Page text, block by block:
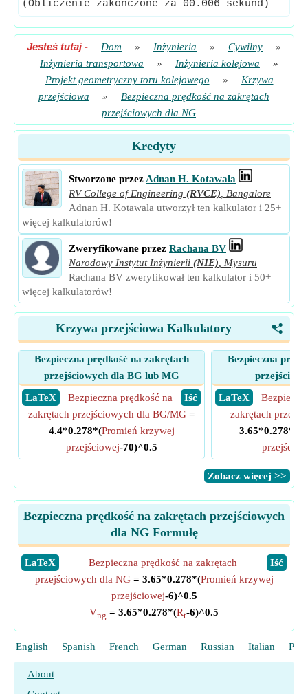
(Obliczenie zakończone za 00.006 sekund)
Jesteś tutaj- Dom » Inżynieria » Cywilny
»
Inżynieria transportowa
» Inżynieria kolejowa
»
Projekt geometryczny toru kolejowego
»
Krzywa
przejściowa
»
Bezpieczna prędkość na zakrętach
przejściowych dla NG
Kredyty
Stworzone przez Adnan H. Kotawala
RV College of Engineering (RVCE)
Bangalore
Adnan H. Kotawala utworzył ten kalkulator i 25+
więcej kalkulatorów!
Zweryfikowane przez Rachana BV
Narodowy Instytut Inżynierii (NIE)
Mysuru
Rachana BV zweryfikował ten kalkulator i 50+
więcej kalkulatorów!
<
Krzywa przejściowa Kalkulatory
Bezpieczna prędkość na zakrętach
przejściowych dla BG lub MG
​ LaTeX
​ Iść
Bezpieczna prędkość na
zakrętach przejściowych dla BG/MG=
4.4*0.278*(Promień krzywej
przejściowej-70)^0.5
Bezpieczna
​ LaTeX
zakrętach
3.65*0.278*(
​Zobacz więcej >>
Bezpieczna prędkość na zakrętach przejściowych
dla NG Formułę
​LaTeX ​Iść
Bezpieczna prędkość na zakrętach
przejściowych dla NG= 3.65*0.278*(Promień krzywej
przejściowej-6)^0.5
Vng = 3.65*0.278*(Rt-6)^0.5
English Spanish French German Russian Italian
About